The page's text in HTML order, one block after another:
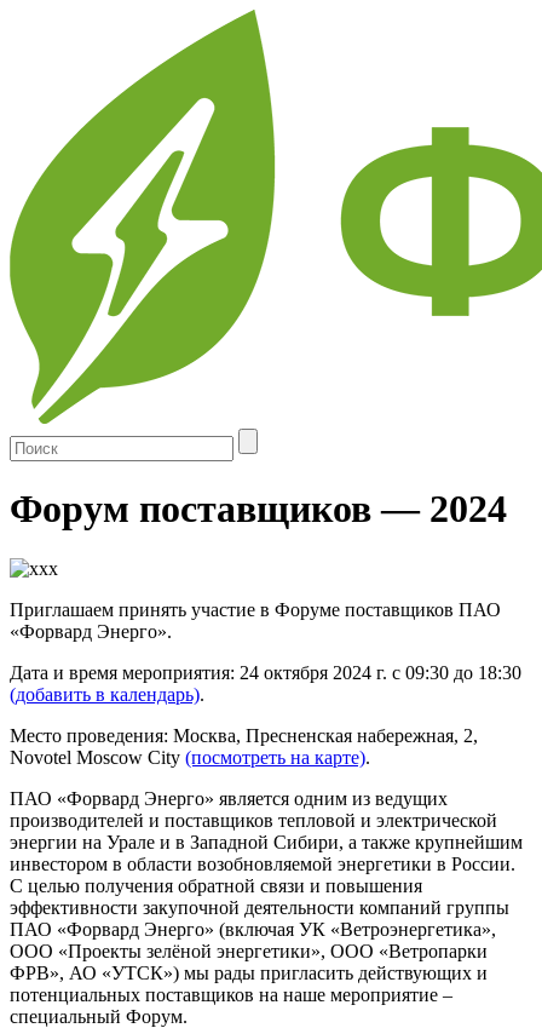
Форум поставщиков — 2024
Приглашаем принять участие в Форуме поставщиков ПАО
«Форвард Энерго».
Дата и время мероприятия: 24 октября 2024 г. с 09:30 до 18:30
(добавить в календарь).
Место проведения: Москва, Пресненская набережная, 2,
Novotel Moscow City (посмотреть на карте).
ПАО «Форвард Энерго» является одним из ведущих
производителей и поставщиков тепловой и электрической
энергии на Урале и в Западной Сибири, а также крупнейшим
инвестором в области возобновляемой энергетики в России.
С целью получения обратной связи и повышения
эффективности закупочной деятельности компаний группы
ПАО «Форвард Энерго» (включая УК «Ветроэнергетика»,
ООО «Проекты зелёной энергетики», ООО «Ветропарки
ФРВ», АО «УТСК») мы рады пригласить действующих и
потенциальных поставщиков на наше мероприятие –
специальный Форум.